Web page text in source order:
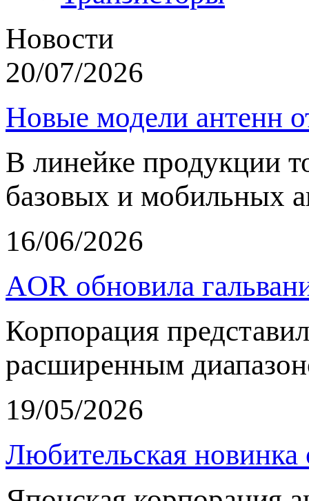
Новости
20/07/2026
Новые модели антенн
В линейке продукции
базовых и мобильных
16/06/2026
AOR обновила
Корпорация
расширенным
19/05/2026
Любительская новинка